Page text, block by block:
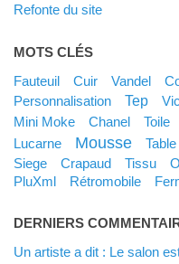
Refonte du site
MOTS CLÉS
Fauteuil
Cuir Vandel
personnalisation
tep
Mini Moke
Chanel toile
lucarne
mousse
Siege
crapaud tissu
PluXml
Rétromobile
DERNIERS
Un artiste a dit : Le salon